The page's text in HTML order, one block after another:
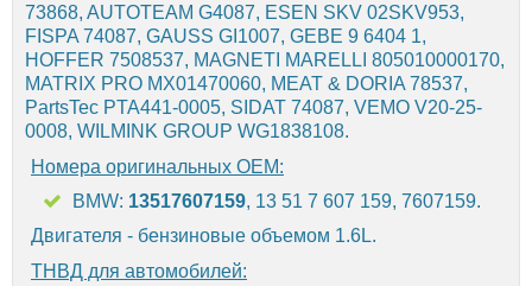
73868, AUTOTEAM G4087, ESEN SKV 02SKV953,
FISPA 74087, GAUSS GI1007, GEBE 9 6404 1,
HOFFER 7508537, MAGNETI MARELLI 805010000170,
MATRIX PRO MX01470060, MEAT & DORIA 78537,
PartsTec PTA441-0005, SIDAT 74087, VEMO V20-25-
0008, WILMINK GROUP WG1838108.
Номера оригинальных OEM:
BMW: 13517607159, 13 51 7 607 159, 7607159.
Двигателя - бензиновые объемом 1.6L.
ТНВД для автомобилей: